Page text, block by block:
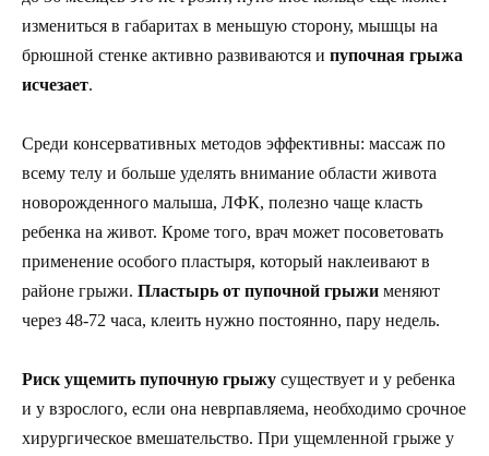
измениться в габаритах в меньшую сторону, мышцы на
брюшной стенке активно развиваются и пупочная грыжа
исчезает.
Среди консервативных методов эффективны: массаж по
всему телу и больше уделять внимание области живота
новорожденного малыша, ЛФК, полезно чаще класть
ребенка на живот. Кроме того, врач может посоветовать
применение особого пластыря, который наклеивают в
районе грыжи. Пластырь от пупочной грыжи меняют
через 48-72 часа, клеить нужно постоянно, пару недель.
Риск ущемить пупочную грыжу существует и у ребенка
и у взрослого, если она неврпавляема, необходимо срочное
хирургическое вмешательство. При ущемленной грыже у